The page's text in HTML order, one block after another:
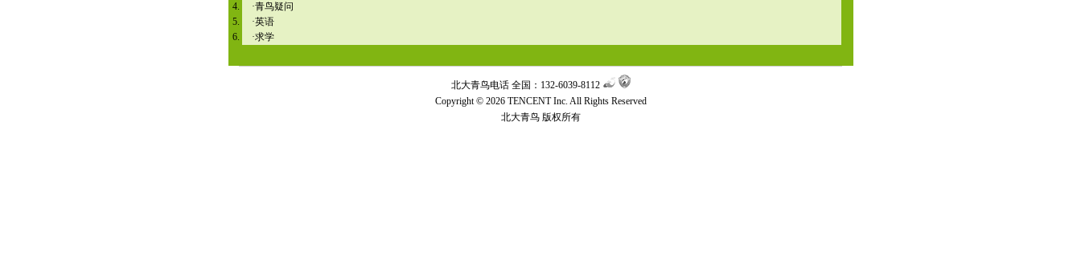
·青鸟疑问
·英语
·求学
北大青鸟电话 全国：132-6039-8112
Copyright © 2026 TENCENT Inc. All Rights Reserved
北大青鸟版权所有